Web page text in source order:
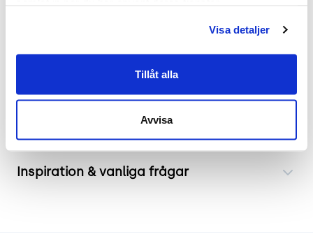
Visa detaljer
Tillåt alla
Avvisa
Inspiration & vanliga frågar